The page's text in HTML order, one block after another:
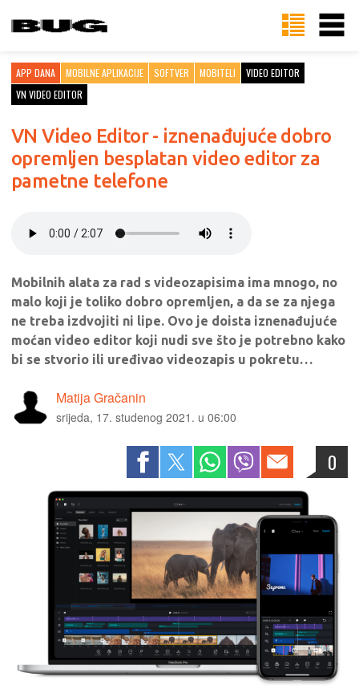
APP DANA MOBILNE APLIKACIJE SOFTVER MOBITELI
VIDEO EDITOR
VN VIDEO EDITOR
VN Video Editor - iznenađujuće dobro
opremljen besplatan video editor za
pametne telefone
Mobilnih alata za rad s videozapisima ima mnogo, no
malo koji je toliko dobro opremljen, a da se za njega
ne treba izdvojiti ni lipe. Ovo je doista iznenađujuće
moćan video editor koji nudi sve što je potrebno kako
bi se stvorio ili uređivao videozapis u pokretu…
Matija Gračanin
srijeda, 17. studenog 2021. u 06:00
0